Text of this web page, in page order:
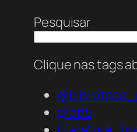
Pesquisar
Clique nas tags
grátis